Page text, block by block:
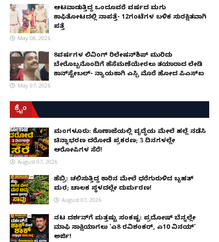
ಆಟವಾಡುತ್ತಿದ್ದ ಒಂದೂವರೆ ವರ್ಷದ ಮಗು
ಕಾಫಿತೋಟದಲ್ಲಿ ನಾಪತ್ತೆ- 12ಗಂಟೆಗಳ ಬಳಿಕ ಸುರಕ್ಷಿತವಾಗಿ
ಪತ್ತೆ
May 08, 2026
8ವರ್ಷಗಳ ಲಿವಿಂಗ್‌ ರಿಲೇಷನ್‌ಶಿಪ್ ಮುರಿದು
ಬೇರೊಬ್ಬನೊಂದಿಗೆ ಹೆಸೆಮಣೆಯೇರಲು ತಯಾರಾದ ಲೇಡಿ
ಕಾನ್‌ಸ್ಟೇಬಲ್- ನ್ಯಾಯಕ್ಕಾಗಿ ಎಸ್ಪಿ ಮೊರೆ ಹೋದ ಪಿಎಸ್ಐ
May 07, 2026
ಕ್ರೈಂ
ಮಂಗಳೂರು: ಕೊಣಾಜೆಯಲ್ಲಿ ವೃದ್ಧೆಯ ಮೇಲೆ ಹಲ್ಲೆ ನಡೆಸಿ
ಚಿನ್ನಾಭರಣ ದರೋಡೆ ಪ್ರಕರಣ; 3 ದಿನಗಳಲ್ಲೇ
ಆರೋಪಿಗಳ ಸೆರೆ!
August 07, 2026
ಹೆಬ್ರಿ: ಚಲಿಸುತ್ತಿದ್ದ ಕಾರಿನ ಮೇಲೆ ಧರೆಗುರುಳಿದ ಬೃಹತ್
ಮರ; ಚಾಲಕ ಸ್ಥಳದಲ್ಲೇ ದುರ್ಮರಣ!
August 07, 2026
ನಟ ದರ್ಶನ್‌ಗೆ ಮತ್ತಷ್ಟು ಸಂಕಷ್ಟ: ಪ್ರದೋಷ್ ಬೆನ್ನಲ್ಲೇ
ಮಾಫಿ ಸಾಕ್ಷಿಯಾಗಲು 'ಎ8 ರವಿಶಂಕರ್, ಎ10 ವಿನಯ್'
ಅರ್ಜಿ!